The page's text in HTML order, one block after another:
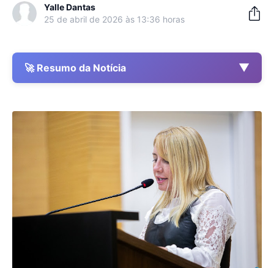
Yalle Dantas
25 de abril de 2026 às 13:36 horas
🚀 Resumo da Notícia ▼